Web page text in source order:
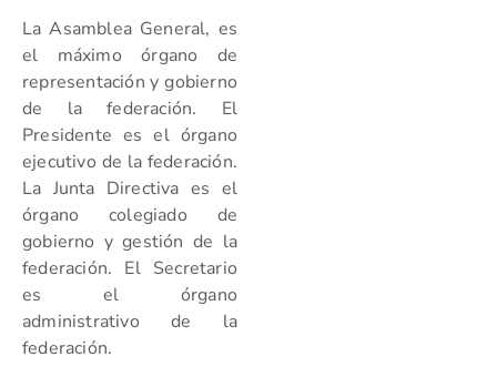
La Asamblea General, es
el máximo órgano de
representación y gobierno
de la federación. El
Presidente es el órgano
ejecutivo de la federación.
La Junta Directiva es el
órgano colegiado de
gobierno y gestión de la
federación. El Secretario
es el órgano
administrativo de la
federación.